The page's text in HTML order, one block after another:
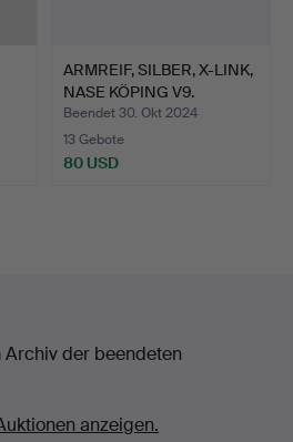
ARMREIF, SILBER, X-LINK,
NASE KÖPING V9.
Beendet 30. Okt 2024
13 Gebote
80 USD
Archiv der beendeten
anzeigen.